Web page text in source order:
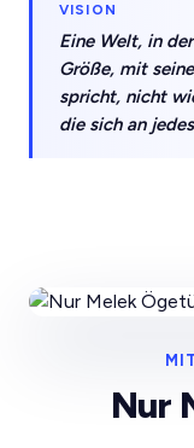
VISION
Eine Welt, in
Größe, mit
spricht, nicht
die sich an
Nur